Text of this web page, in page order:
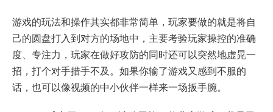
游戏的玩法和操作其实都非常简单，玩家要做的就是将自
己的圆盘打入到对方的场地中，主要考验玩家操控的准确
度、专注力，玩家在做好攻防的同时还可以突然地虚晃一
招，打个对手措手不及。如果你输了游戏又感到不服的
话，也可以像视频的中小伙伴一样来一场扳手腕。